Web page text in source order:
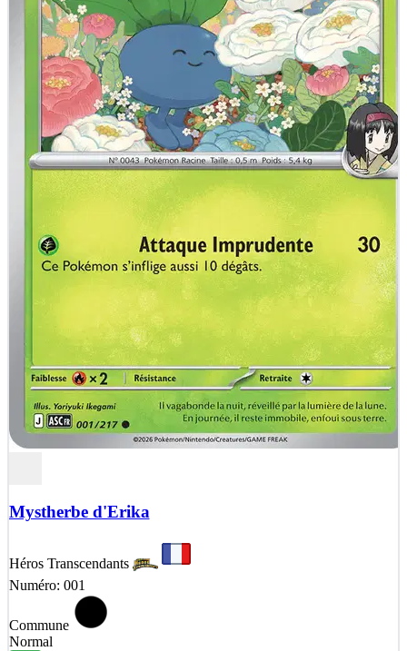
Mystherbe d'Erika
Héros Transcendants
Numéro: 001
Commune
Normal